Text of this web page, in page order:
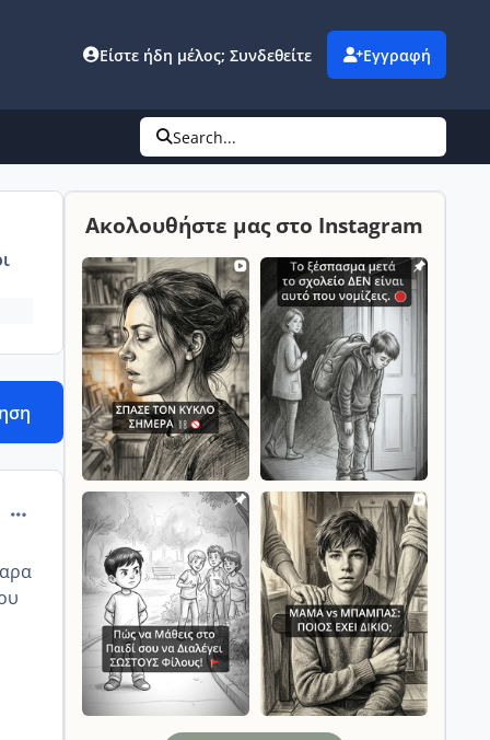
Είστε ήδη μέλος; Συνδεθείτε Εγγραφή
Search...
comment_12000
Ακολουθήστε μας στο Instagram